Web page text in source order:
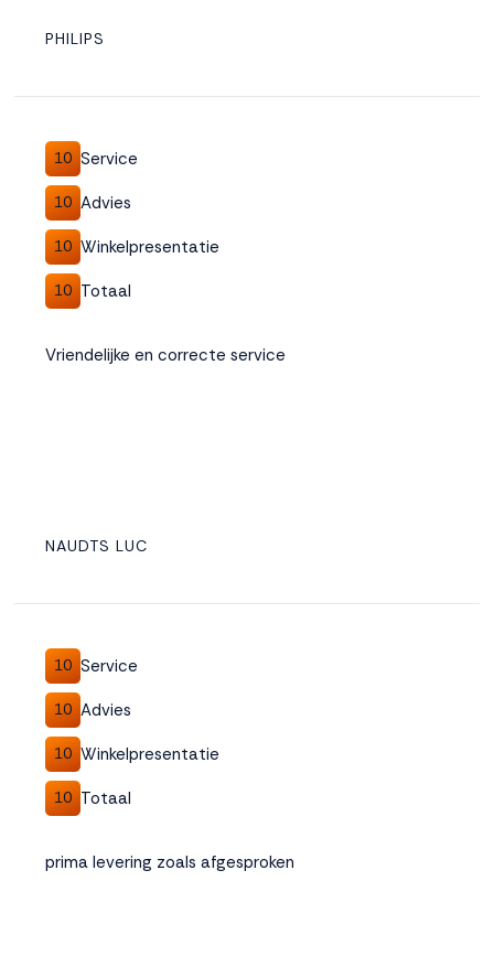
PHILIPS
10 Service
10 Advies
10 Winkelpresentatie
10 Totaal
Vriendelijke en correcte service
NAUDTS LUC
10 Service
10 Advies
10 Winkelpresentatie
10 Totaal
prima levering zoals afgesproken